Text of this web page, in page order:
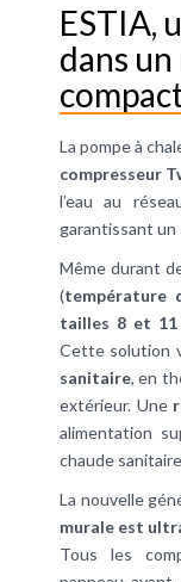
ESTIA,
dans
La pompe à
compresseur
l’eau au
garantissant un
Même durant
(température
tailles 8 et
Cette solution
sanitaire, en
extérieur. Une
alimentation
chaude
La nouvelle
murale est
Tous les